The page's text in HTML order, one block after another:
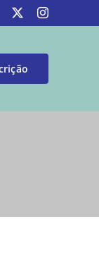
Facebook
X Instagram